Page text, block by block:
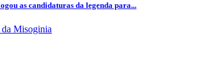
as candidaturas da legenda para...